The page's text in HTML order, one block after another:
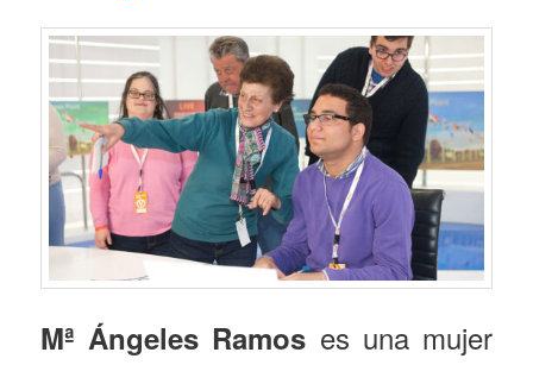
Mª Ángeles Ramos es una mujer